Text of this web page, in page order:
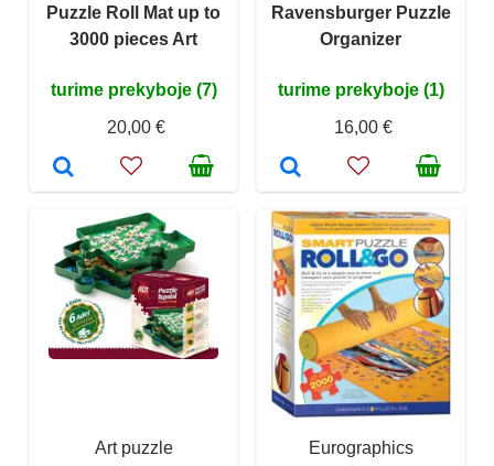
Puzzle Roll Mat up to
3000 pieces Art
turime prekyboje (7)
20,00 €
Ravensburger Puzzle
Organizer
turime prekyboje (1)
16,00 €
Art puzzle
Eurographics